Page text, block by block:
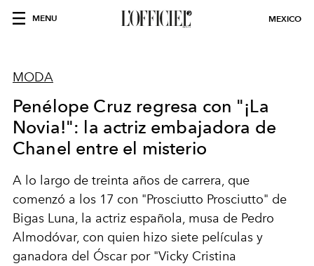
MENU MEXICO
MODA
Penélope Cruz regresa con "¡La
Novia!": la actriz embajadora de
Chanel entre el misterio
A lo largo de treinta años de carrera, que
comenzó a los 17 con "Prosciutto Prosciutto" de
Bigas Luna, la actriz española, musa de Pedro
Almodóvar, con quien hizo siete películas y
ganadora del Óscar por "Vicky Cristina